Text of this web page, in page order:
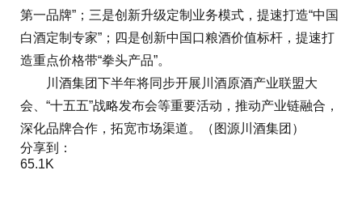
第一品牌”；三是创新升级定制业务模式，提速打造“中国
白酒定制专家”；四是创新中国口粮酒价值标杆，提速打
造重点价格带“拳头产品”。
川酒集团下半年将同步开展川酒原酒产业联盟大
会、“十五五”战略发布会等重要活动，推动产业链融合，
深化品牌合作，拓宽市场渠道。（图源川酒集团）
分享到：
65.1K